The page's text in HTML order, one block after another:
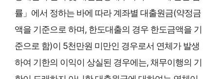
률」에서 정하는 바에 따라 계좌별 대출원금(약정금
액을 기준으로 하며, 한도대출의 경우 한도금액을 기
준으로 함)이 5천만원 미만인 경우로서 연체가 발생
하여 기한의 이익이 상실된 경우에는, 채무이행의 기